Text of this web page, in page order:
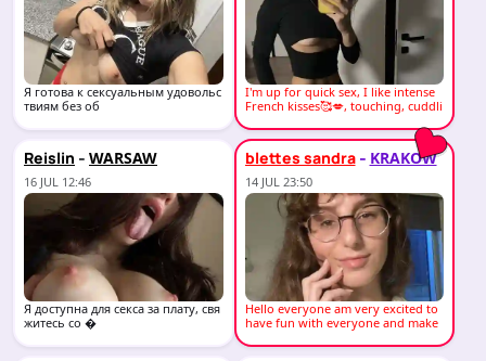
Я готова к сексуальным удовольс
твиям без об
I'm up for quick sex, I like intense
French kisses🥰💋, touching, cuddli
Reislin - WARSAW
16 JUL 12:46
Я доступна для секса за плату, свя
житесь со �
blettes sandra- KRAKOW
14 JUL 23:50
Hello everyone am very excited to
have fun with everyone and make